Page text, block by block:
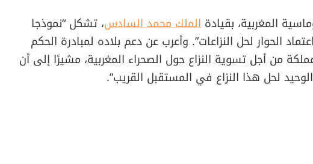
المغربية، بقيادة الملك محمد السادس، تشكل “نموذجا
الحوار لحل النزاعات”. وأعرب عن دعم بلاده لمبادرة الحكم
من أجل تسوية النزاع حول الصحراء المغربية، مشيرًا إلى أن
لحل هذا النزاع في المستقبل القريب”.